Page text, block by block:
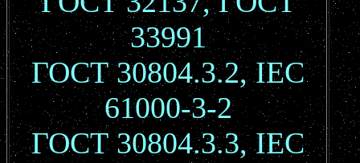
33991
ГОСТ 30804.3.2, IEC
61000-3-2
ГОСТ 30804.3.3, IEC